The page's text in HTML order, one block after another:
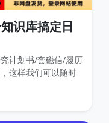
识库搞定日
计划书/套磁信/履历
这样我们可以随时
。